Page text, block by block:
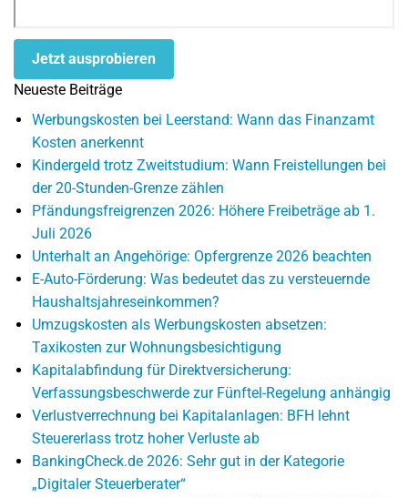
Jetzt ausprobieren
Neueste Beiträge
Werbungskosten bei Leerstand: Wann das Finanzamt
Kosten anerkennt
Kindergeld trotz Zweitstudium: Wann Freistellungen bei
der 20-Stunden-Grenze zählen
Pfändungsfreigrenzen 2026: Höhere Freibeträge ab 1.
Juli 2026
Unterhalt an Angehörige: Opfergrenze 2026 beachten
E-Auto-Förderung: Was bedeutet das zu versteuernde
Haushaltsjahreseinkommen?
Umzugskosten als Werbungskosten absetzen:
Taxikosten zur Wohnungsbesichtigung
Kapitalabfindung für Direktversicherung:
Verfassungsbeschwerde zur Fünftel-Regelung anhängig
Verlustverrechnung bei Kapitalanlagen: BFH lehnt
Steuererlass trotz hoher Verluste ab
BankingCheck.de 2026: Sehr gut in der Kategorie
„Digitaler Steuerberater“